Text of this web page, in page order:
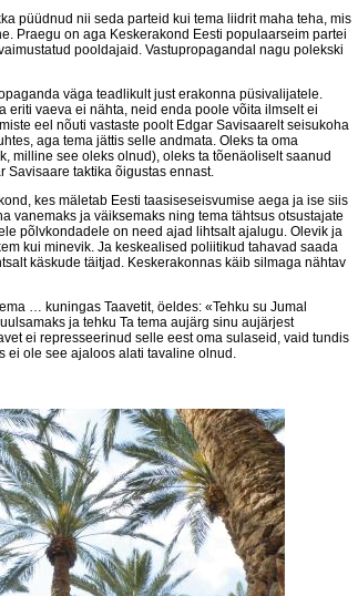
püüdnud nii seda parteid kui tema liidrit maha teha, mis
Praegu on aga Keskerakond Eesti populaarseim partei
pooldajaid. Vastupropagandal nagu polekski
väga teadlikult just erakonna püsivalijatele.
eriti vaeva ei nähta, neid enda poole võita ilmselt ei
eel nõuti vastaste poolt Edgar Savisaarelt seisukoha
aga tema jättis selle andmata. Oleks ta oma
milline see oleks olnud), oleks ta tõenäoliselt saanud
Savisaare taktika õigustas ennast.
kes mäletab Eesti taasiseseisvumise aega ja ise siis
vanemaks ja väiksemaks ning tema tähtsus otsustajate
põlvkondadele on need ajad lihtsalt ajalugu. Olevik ja
kui minevik. Ja keskealised poliitikud tahavad saada
käskude täitjad. Keskerakonnas käib silmaga nähtav
… kuningas Taavetit, öeldes: «Tehku su Jumal
ja tehku Ta tema aujärg sinu aujärjest
ei represseerinud selle eest oma sulaseid, vaid tundis
ei ole see ajaloos alati tavaline olnud.